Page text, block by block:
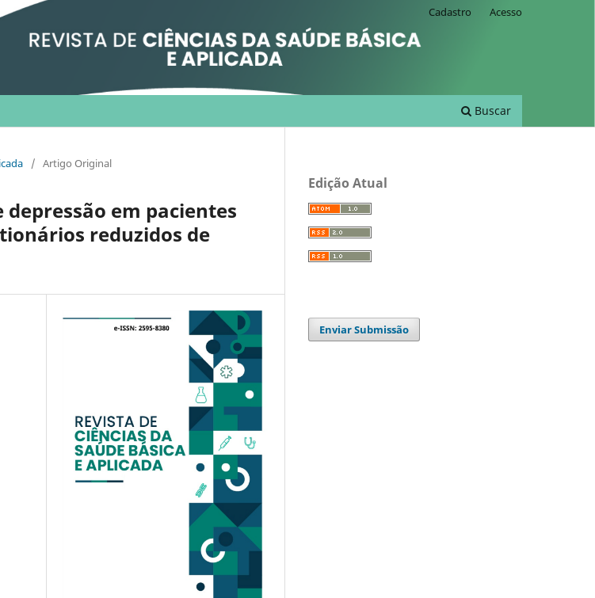
Buscar
Cadastro Acesso
/ Artigo Original
em pacientes
reduzidos de
Edição Atual
Enviar Submissão